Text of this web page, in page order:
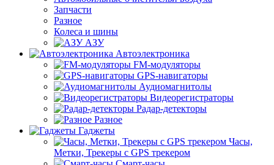
Запчасти
Разное
Колеса и шины
АЗУ
Автоэлектроника
FM-модуляторы
GPS-навигаторы
Аудиомагнитолы
Видеорегистраторы
Радар-детекторы
Разное
Гаджеты
Часы,
Метки, Трекеры с GPS трекером